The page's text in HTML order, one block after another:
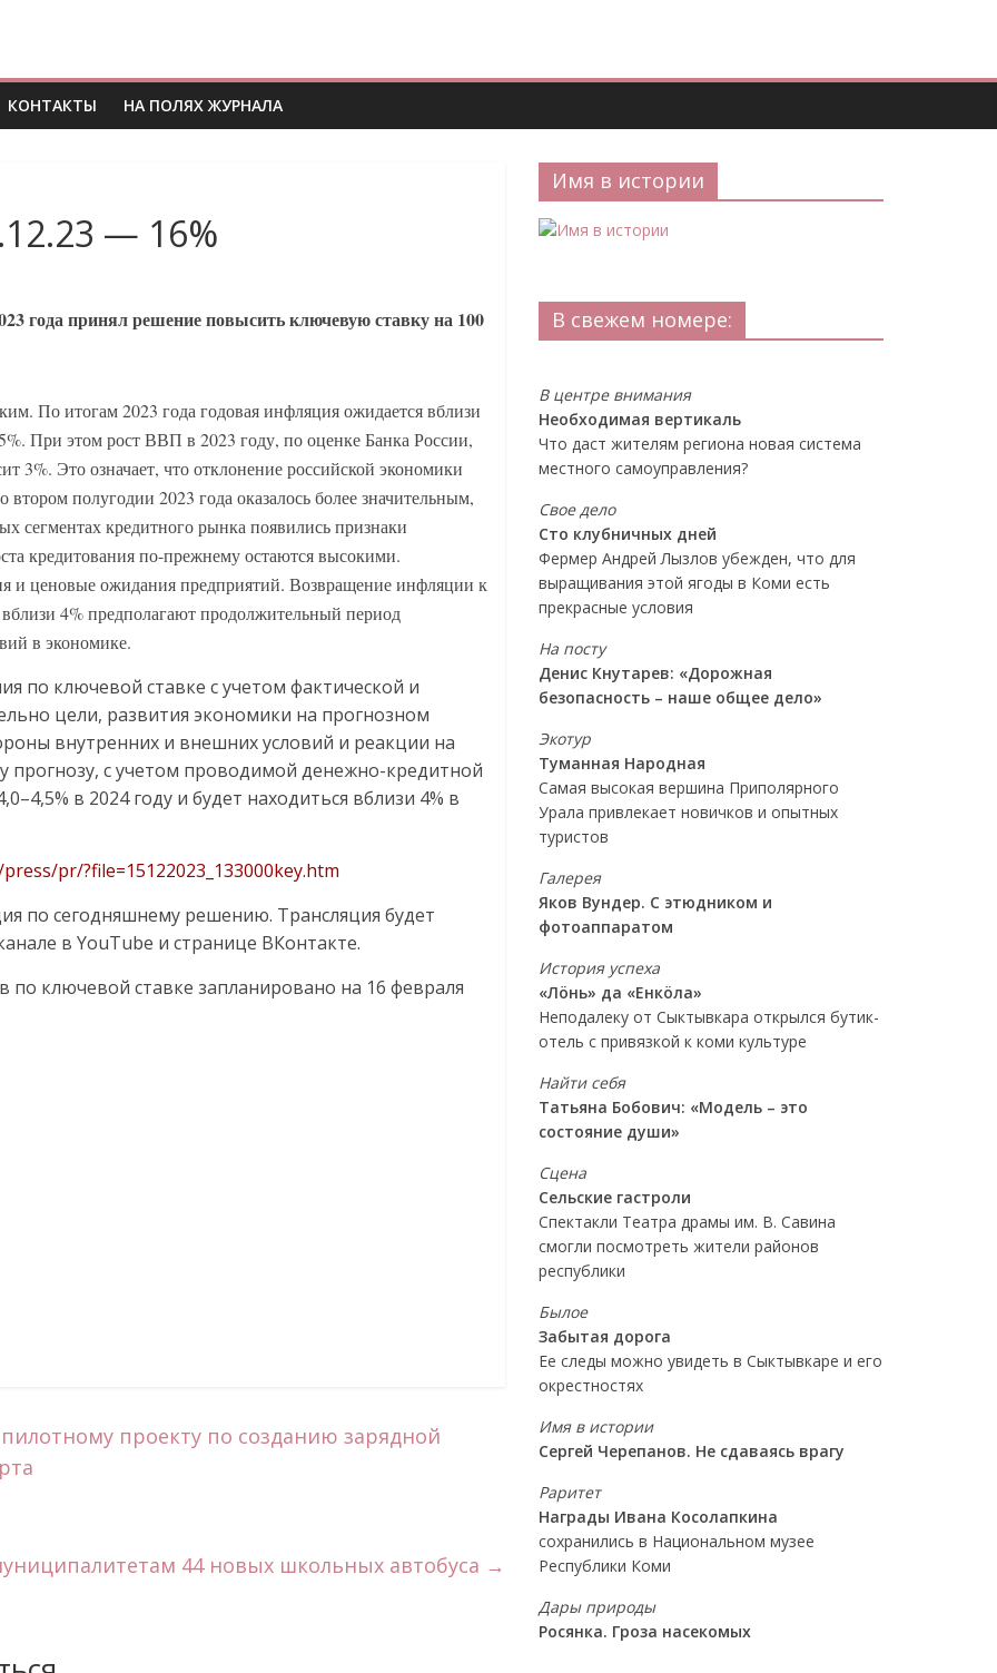
КОНТАКТЫ НА ПОЛЯХ ЖУРНАЛА
— 16%
года принял решение повысить ключевую ставку на 100
По итогам 2023 года годовая инфляция ожидается вблизи
При этом рост ВВП в 2023 году, по оценке Банка России,
3%. Это означает, что отклонение российской экономики
втором полугодии 2023 года оказалось более значительным,
сегментах кредитного рынка появились признаки
кредитования по-прежнему остаются высокими.
и ценовые ожидания предприятий. Возвращение инфляции к
4% предполагают продолжительный период
в экономике.
ключевой ставке с учетом фактической и
цели, развития экономики на прогнозном
внутренних и внешних условий и реакции на
прогнозу, c учетом проводимой денежно-кредитной
в 2024 году и будет находиться вблизи 4% в
pr/?file=15122023_133000key.htm
по сегодняшнему решению. Трансляция будет
в YouTube и странице ВКонтакте.
ключевой ставке запланировано на 16 февраля
проекту по созданию зарядной
44 новых школьных автобуса →
Имя в истории
В свежем номере:
В центре внимания
Необходимая вертикаль
Что даст жителям региона новая система
местного самоуправления?
Свое дело
Сто клубничных дней
Фермер Андрей Лызлов убежден, что для
выращивания этой ягоды в Коми есть
прекрасные условия
На посту
Денис Кнутарев: «Дорожная
безопасность – наше общее дело»
Экотур
Туманная Народная
Самая высокая вершина Приполярного
Урала привлекает новичков и опытных
туристов
Галерея
Яков Вундер. С этюдником и
фотоаппаратом
История успеха
«Лöнь» да «Енкöла»
Неподалеку от Сыктывкара открылся бутик-
отель с привязкой к коми культуре
Найти себя
Татьяна Бобович: «Модель – это
состояние души»
Сцена
Сельские гастроли
Спектакли Театра драмы им. В. Савина
смогли посмотреть жители районов
республики
Былое
Забытая дорога
Ее следы можно увидеть в Сыктывкаре и его
окрестностях
Имя в истории
Сергей Черепанов. Не сдаваясь врагу
Раритет
Награды Ивана Косолапкина
сохранились в Национальном музее
Республики Коми
Дары природы
Росянка. Гроза насекомых